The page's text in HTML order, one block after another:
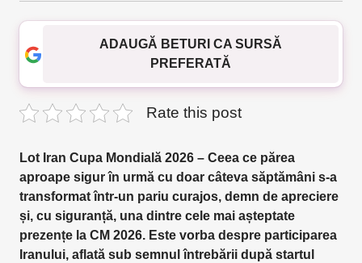
ADAUGĂ BETURI CA SURSĂ
PREFERATĂ
Rate this post
Lot Iran Cupa Mondială 2026 – Ceea ce părea
aproape sigur în urmă cu doar câteva săptămâni s-a
transformat într-un pariu curajos, demn de apreciere
și, cu siguranță, una dintre cele mai așteptate
prezențe la CM 2026. Este vorba despre participarea
Iranului, aflată sub semnul întrebării după startul